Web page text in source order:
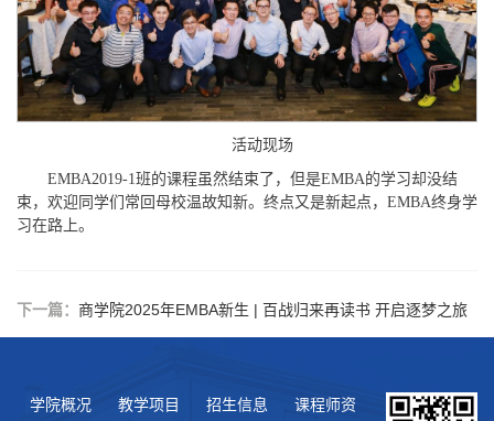
活动现场
EMBA2019-1班的课程虽然结束了，但是EMBA的学习却没结
束，欢迎同学们常回母校温故知新。终点又是新起点，EMBA终身学
习在路上。
下一篇： 商学院2025年EMBA新生 | 百战归来再读书 开启逐梦之旅
学院概况 教学项目 招生信息 课程师资